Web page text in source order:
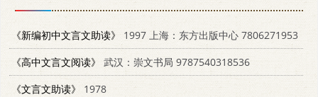
《新编初中文言文助读》
1997 上海：东方出版中心 7806271953
《高中文言文阅读》
武汉：崇文书局 9787540318536
《文言文助读》
1978